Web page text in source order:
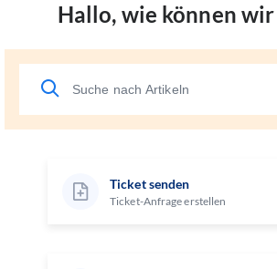
Hallo, wie können
Ticket senden
Ticket-Anfrage erstellen